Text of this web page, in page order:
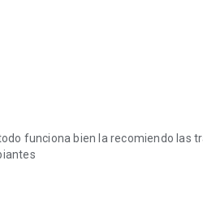
funciona bien la recomiendo las